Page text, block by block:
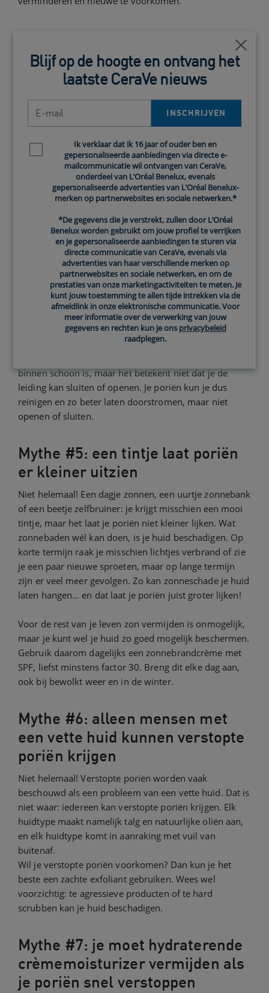
verkleinen
Niet helemaal! Als je online zoekt naar "hoe grote
artikelen en video's voorgeschoteld. Allemaal beloven
kleiner worden. Wat je wél kan doen, is skincare
inzetten om je poriën optisch te verkleinen, oftewel
lijken.
Mythe #4: je poriën kunnen
openen en sluiten
Niet helemaal! Je hebt vast weleens je gezicht
gestoomd of er in ieder geval van gehoord. Veel
mensen geloven dat je gezicht stomen je poriën ‘opent’
en je zo makkelijker onzuiverheden verwijdert. Dit is
niet waar. Je gezicht stomen kan inderdaad helpen om
vuil en onzuiverheden te verwijderen, waardoor je
poriën beter kunnen functioneren. Zie het als een soort
binnen schoon is, maar het betekent niet dat je de
leiding kan sluiten of openen. Je poriën kun je dus
reinigen en zo beter laten doorstromen, maar niet
openen of sluiten.
Mythe #5: een tintje laat poriën
er kleiner uitzien
Niet helemaal! Een dagje zonnen, een uurtje zonnebank
of een beetje zelfbruiner: je krijgt misschien een mooi
tintje, maar het laat je poriën niet kleiner lijken. Wat
zonnebaden wél kan doen, is je huid beschadigen. Op
korte termijn raak je misschien lichtjes verbrand of zie
je een paar nieuwe sproeten, maar op lange termijn
zijn er veel meer gevolgen. Zo kan zonneschade je huid
laten hangen… en dat laat je poriën juist groter lijken!
Voor de rest van je leven zon vermijden is onmogelijk,
maar je kunt wel je huid zo goed mogelijk beschermen.
Gebruik daarom dagelijks een zonnebrandcrème met
SPF, liefst minstens factor 30. Breng dit elke dag aan,
ook bij bewolkt weer en in de winter.
Mythe #6: alleen mensen met
een vette huid kunnen verstopte
poriën krijgen
Niet helemaal! Verstopte poriën worden vaak
beschouwd als een probleem van een vette huid. Dat is
niet waar: iedereen kan verstopte poriën krijgen. Elk
huidtype maakt namelijk talg en natuurlijke oliën aan,
en elk huidtype komt in aanraking met vuil van
buitenaf.
Wil je verstopte poriën voorkomen? Dan kun je het
beste een zachte exfoliant gebruiken. Wees wel
voorzichtig: te agressieve producten of te hard
scrubben kan je huid beschadigen.
Mythe #7: je moet hydraterende
crèmemoisturizer vermijden als
je poriën snel verstoppen
Close
Blijf op de hoogte en ontvang het
laatste CeraVe nieuws
INSCHRIJVEN
Newsletter policyIk verklaar dat ik 16 jaar of ouder ben en
gepersonaliseerde aanbiedingen via directe e-
mailcommunicatie wil ontvangen van CeraVe,
onderdeel van L’Oréal Benelux, evenals
gepersonaliseerde advertenties van L’Oréal Benelux-
merken op partnerwebsites en sociale netwerken.*
*De gegevens die je verstrekt, zullen door L’Oréal
Benelux worden gebruikt om jouw profiel te verrijken
en je gepersonaliseerde aanbiedingen te sturen via
directe communicatie van CeraVe, evenals via
advertenties van haar verschillende merken op
partnerwebsites en sociale netwerken, en om de
prestaties van onze marketingactiviteiten te meten. Je
kunt jouw toestemming te allen tijde intrekken via de
afmeldlink in onze elektronische communicatie. Voor
meer informatie over de verwerking van jouw
gegevens en rechten kun je ons privacybeleid
raadplegen.